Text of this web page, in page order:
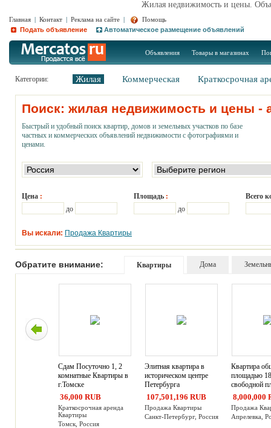
Жилая недвижимость и цены.
Главная | Контакт | Реклама на сайте |
Помощь
Подать объявление
Автоматическое размещение объявлений
Объявления Товары в магазинах
Категории: Жилая Коммерческая Краткосрочная
Поиск: жилая недвижимость и цены -
Быстрый и удобный поиск квартир, домов и земельных участков по базе
частных и коммерческих объявлений недвижимости с фотографиями и
ценами.
Цена :
до
Площадь :
до
Всего
Вы искали: Продажа Квартиры
Обратите внимание: Квартиры Дома
Сдам Посуточно 1, 2
комнатные Квартиры в
г.Томске
36,000 RUB
Краткосрочная аренда
Квартиры
Томск, Россия
Элитная квартира в
историческом центре
Петербурга
107,501,196 RUB
Продажа Квартиры
Санкт-Петербург, Россия
Квартира
площадью
свободной
8,000,000
Продажа
Апрелевка,